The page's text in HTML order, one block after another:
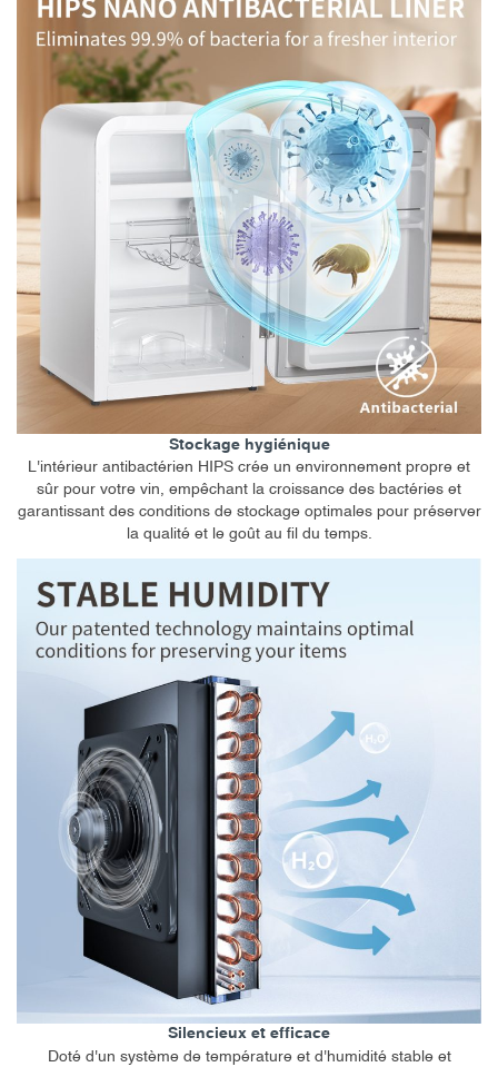
Stockage hygiénique
L'intérieur antibactérien HIPS crée un environnement propre et
sûr pour votre vin, empêchant la croissance des bactéries et
garantissant des conditions de stockage optimales pour préserver
la qualité et le goût au fil du temps.
Silencieux et efficace
Doté d'un système de température et d'humidité stable et